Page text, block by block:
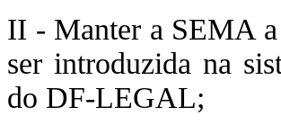
II - Manter a SEMA a
ser introduzida na
do DF-LEGAL;